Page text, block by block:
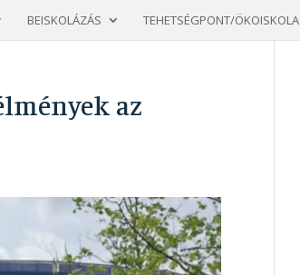
BEISKOLÁZÁS TEHETSÉGPONT/ÖKOISKOLA
az